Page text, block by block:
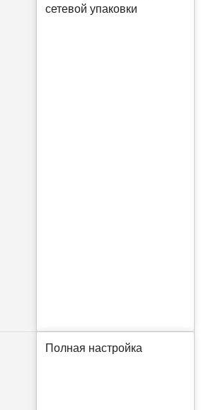
сетевой упаковки
Полная настройка